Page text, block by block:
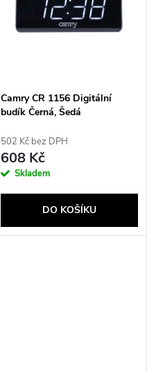
Camry CR 1156 Digitální
budík Černá, Šedá
502 Kč bez DPH
608 Kč
Skladem
DO KOŠÍKU